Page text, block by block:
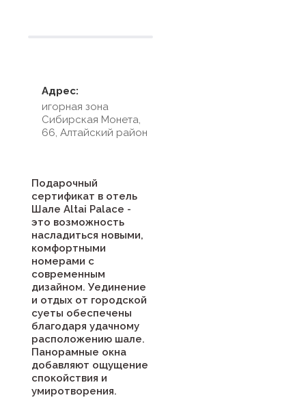
Адрес:
игорная зона
Сибирская Монета,
66, Алтайский район
Подарочный
сертификат в отель
Шале Altai Palace -
это возможность
насладиться новыми,
комфортными
номерами с
современным
дизайном. Уединение
и отдых от городской
суеты обеспечены
благодаря удачному
расположению шале.
Панорамные окна
добавляют ощущение
спокойствия и
умиротворения.